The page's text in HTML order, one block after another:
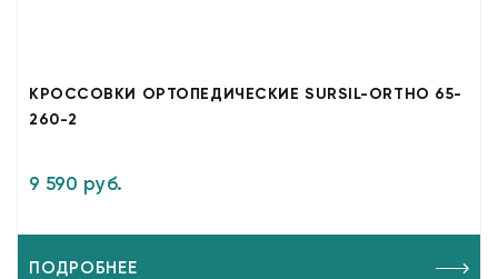
КРОССОВКИ ОРТОПЕДИЧЕСКИЕ SURSIL-ORTHO 65-
260-2
9 590 руб.
ПОДРОБНЕЕ